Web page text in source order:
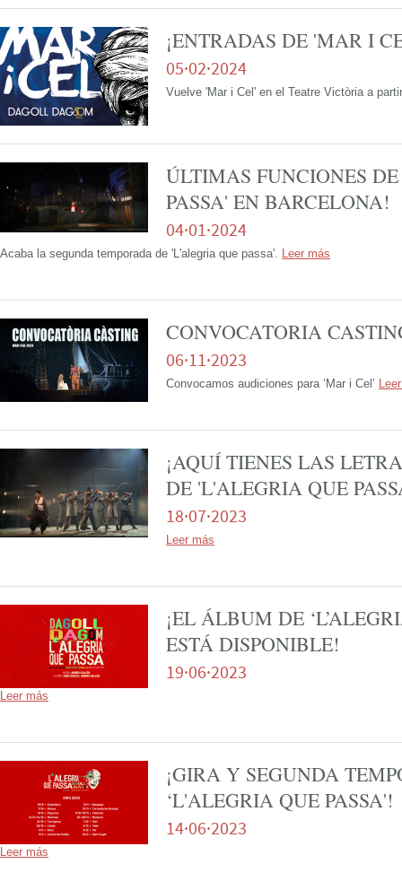
¡ENTRADAS DE 'MAR I
05·02·2024
Vuelve 'Mar i Cel' en el Teatre Victòria a
ÚLTIMAS FUNCIONES
PASSA' EN BARCELONA!
04·01·2024
Acaba la segunda temporada de 'L'alegria que passa'. Leer más
CONVOCATORIA
06·11·2023
Convocamos audiciones para ‘Mar i Cel’
¡AQUÍ TIENES LAS
DE 'L'ALEGRIA QUE
18·07·2023
Leer más
¡EL ÁLBUM DE
ESTÁ DISPONIBLE!
19·06·2023
Leer más
¡GIRA Y SEGUNDA
‘L'ALEGRIA QUE PASSA'!
14·06·2023
Leer más